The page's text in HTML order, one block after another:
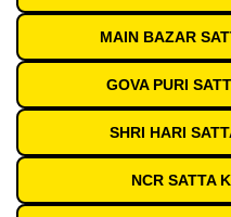
MAIN BAZAR
GOVA PURI
SHRI HARI
NCR SATTA